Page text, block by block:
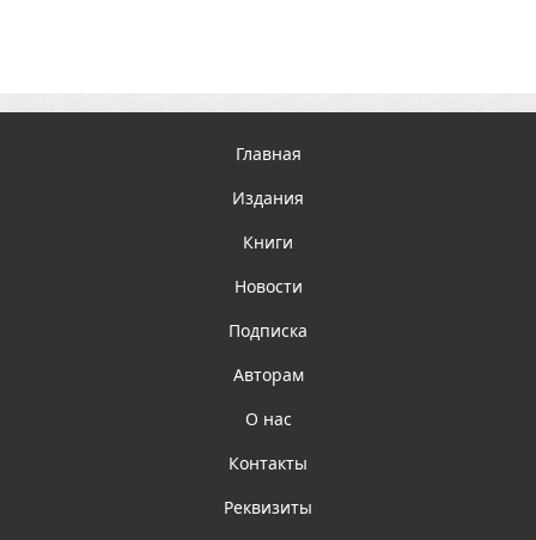
Главная
Издания
Книги
Новости
Подписка
Авторам
О нас
Контакты
Реквизиты